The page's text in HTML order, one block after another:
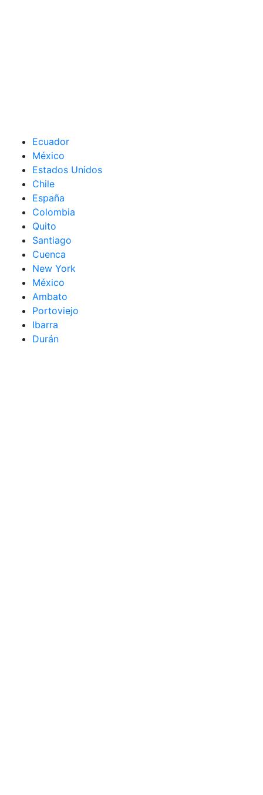
Ecuador
México
Estados Unidos
Chile
España
Colombia
Quito
Santiago
Cuenca
New York
México
Ambato
Portoviejo
Ibarra
Durán